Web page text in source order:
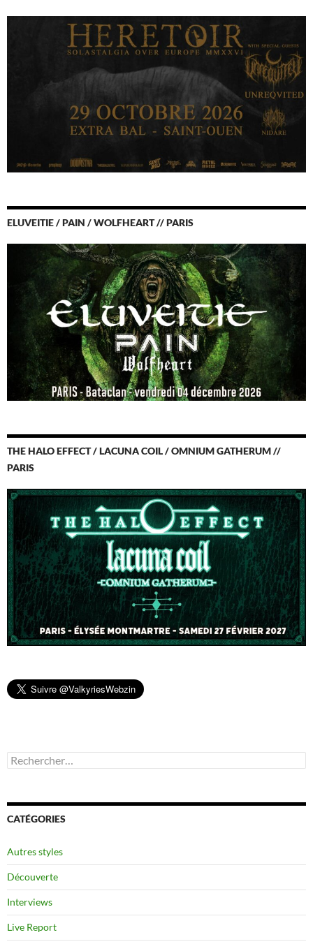
ELUVEITIE / PAIN / WOLFHEART // PARIS
THE HALO EFFECT / LACUNA COIL / OMNIUM GATHERUM //
PARIS
Rechercher :
CATÉGORIES
Autres styles
Découverte
Interviews
Live Report